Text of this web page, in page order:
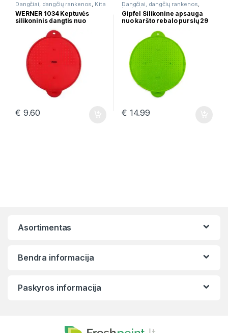
Dangčiai, dangčių rankenos, Kita
WERNER 1034 Keptuvės
silikoninis dangtis nuo
riebalų taškymosi 28 cm
€ 9.60
Dangčiai, dangčių rankenos,
Įrankiai
Gipfel Silikonine apsauga
nuo karšto rebalo purslų 29
€ 14.99
Asortimentas
Bendra informacija
Paskyros informacija